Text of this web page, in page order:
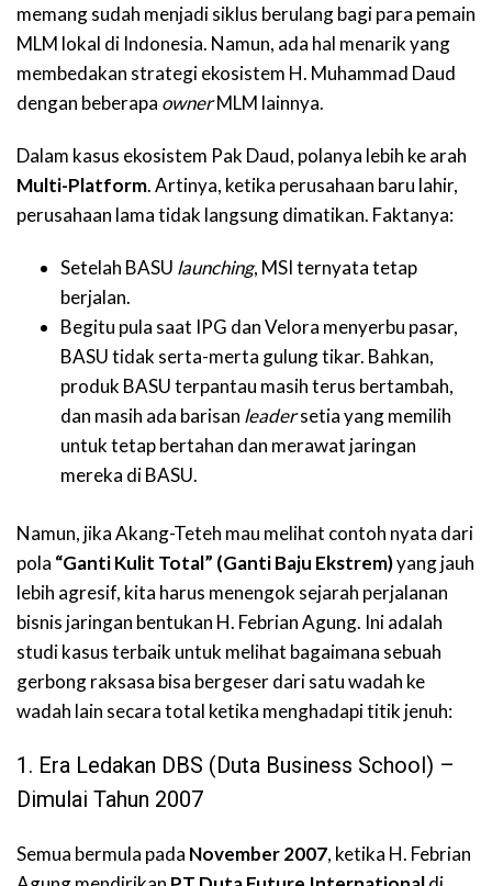
memang sudah menjadi siklus berulang bagi para pemain
MLM lokal di Indonesia. Namun, ada hal menarik yang
membedakan strategi ekosistem H. Muhammad Daud
dengan beberapa ownerMLM lainnya.
Dalam kasus ekosistem Pak Daud, polanya lebih ke arah
Multi-Platform. Artinya, ketika perusahaan baru lahir,
perusahaan lama tidak langsung dimatikan. Faktanya:
Setelah BASU launching, MSI ternyata tetap
berjalan.
Begitu pula saat IPG dan Velora menyerbu pasar,
BASU tidak serta-merta gulung tikar. Bahkan,
produk BASU terpantau masih terus bertambah,
dan masih ada barisan leadersetia yang memilih
untuk tetap bertahan dan merawat jaringan
mereka di BASU.
Namun, jika Akang-Teteh mau melihat contoh nyata dari
pola “Ganti Kulit Total” (Ganti Baju Ekstrem)yang jauh
lebih agresif, kita harus menengok sejarah perjalanan
bisnis jaringan bentukan H. Febrian Agung. Ini adalah
studi kasus terbaik untuk melihat bagaimana sebuah
gerbong raksasa bisa bergeser dari satu wadah ke
wadah lain secara total ketika menghadapi titik jenuh:
1. Era Ledakan DBS (Duta Business School) –
Dimulai Tahun 2007
Semua bermula pada November 2007, ketika H. Febrian